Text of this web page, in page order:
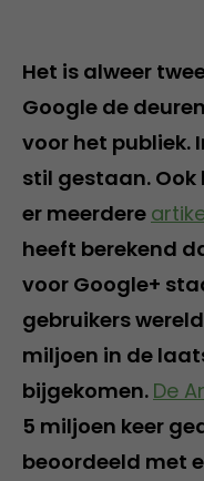
Het is alweer
Google de
voor het publiek.
stil gestaan.
er meerdere
heeft berekend
voor Google+
gebruikers
miljoen in de
bijgekomen. De
5 miljoen keer
beoordeeld met